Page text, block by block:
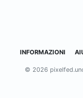
INFORMAZIONI
© 2026